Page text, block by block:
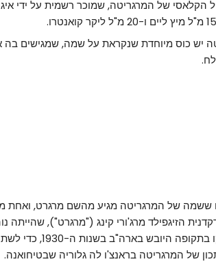
יש כוס מיוחדת שנקראת על שמה, שמגישים
ששמה של המרגריטה מגיע מהשם מרגרט, ואחת
הזיגפילד מרג'ורי קינג ("מרגרט"), שהייתה
למקסיקו בתקופה
של המרגריטה בראנצ'ו לה גלוריה שבטיחואנה.